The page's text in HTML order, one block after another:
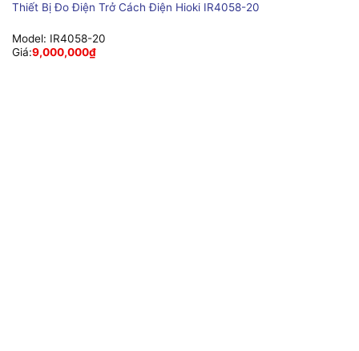
Thiết Bị Đo Điện Trở Cách Điện Hioki IR4058-20
Model: IR4058-20
Giá:9,000,000₫